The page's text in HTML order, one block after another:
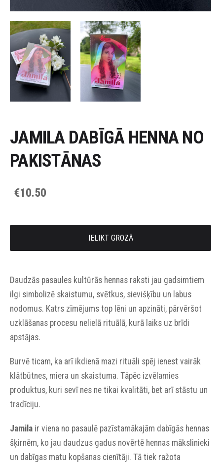
JAMILA DABĪGĀ HENNA NO
PAKISTĀNAS
€10.50
IELIKT GROZĀ
Daudzās pasaules kultūrās hennas raksti jau gadsimtiem
ilgi simbolizē skaistumu, svētkus, sievišķību un labus
nodomus. Katrs zīmējums top lēni un apzināti, pārvēršot
uzklāšanas procesu nelielā rituālā, kurā laiks uz brīdi
apstājas.
Burvē ticam, ka arī ikdienā mazi rituāli spēj ienest vairāk
klātbūtnes, miera un skaistuma. Tāpēc izvēlamies
produktus, kuri sevī nes ne tikai kvalitāti, bet arī stāstu un
tradīciju.
Jamila ir viena no pasaulē pazīstamākajām dabīgās hennas
šķirnēm, ko jau daudzus gadus novērtē hennas mākslinieki
un dabīgas matu kopšanas cienītāji. Tā tiek ražota